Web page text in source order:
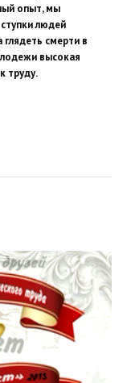
опыт, мы
людей
смерти в
высокая
труду.